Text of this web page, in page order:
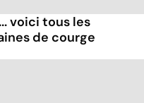
voici tous les
de courge